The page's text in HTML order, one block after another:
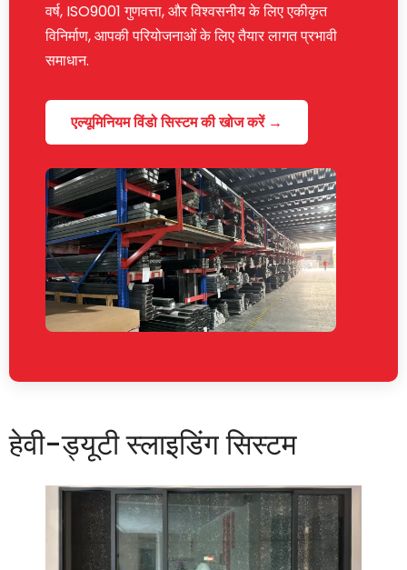
वर्ष, ISO9001 गुणवत्ता, और विश्वसनीय के लिए एकीकृत
विनिर्माण, आपकी परियोजनाओं के लिए तैयार लागत प्रभावी
समाधान.
एल्यूमिनियम विंडो सिस्टम की खोज करें →
हेवी-ड्यूटी स्लाइडिंग सिस्टम